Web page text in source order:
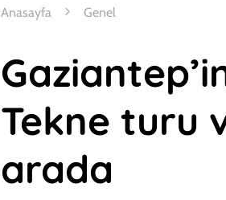
Anasayfa Genel
Tekne turu
arada